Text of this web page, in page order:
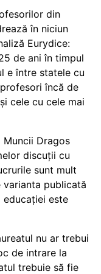
din
în niciun
Eurydice:
de ani în timpul
e între statele cu
încă de
cele cu cele mai
Dragos
discuții cu
sunt mult
publicată
educației este
nu ar trebui
de intrare la
trebuie să fie